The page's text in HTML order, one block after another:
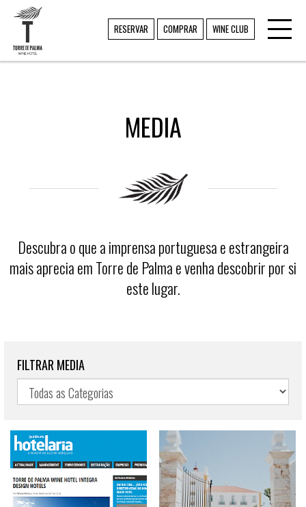
RESERVAR COMPRAR WINE CLUB
MEDIA
Descubra o que a imprensa portuguesa e estrangeira
mais aprecia em Torre de Palma e venha descobrir por si
este lugar.
FILTRAR MEDIA